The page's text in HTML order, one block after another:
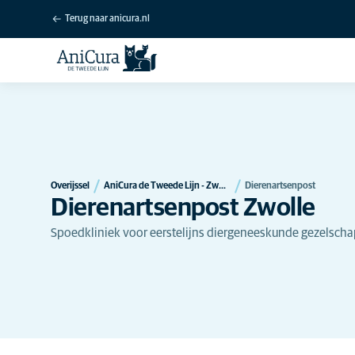
Terug naar anicura.nl
Overijssel AniCura de Tweede Lijn - Zwolle Dierenartsenpost
Dierenartsenpost Zwolle
Spoedkliniek voor eerstelijns diergeneeskunde